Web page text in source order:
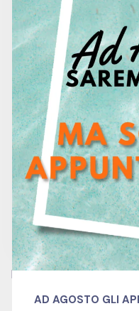
Lessons
Quizzes
Language
Skill level
Certificate
Related Courses
AD AGOSTO GLI